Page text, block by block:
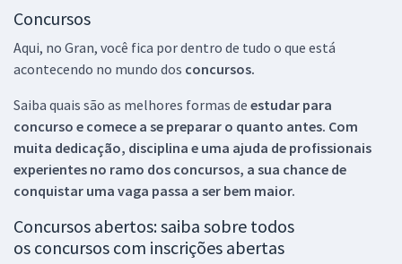
Concursos
Aqui, no Gran, você fica por dentro de tudo o que está
acontecendo no mundo dos concursos.
Saiba quais são as melhores formas de estudar para
concurso e comece a se preparar o quanto antes. Com
muita dedicação, disciplina e uma ajuda de profissionais
experientes no ramo dos concursos, a sua chance de
conquistar uma vaga passa a ser bem maior.
Concursos abertos: saiba sobre todos
os concursos com inscrições abertas